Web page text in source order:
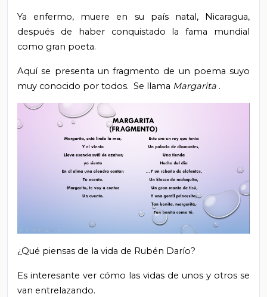
Ya enfermo, muere en su país natal, Nicaragua,
después de haber conquistado la fama mundial
como gran poeta.
Aquí se presenta un fragmento de un poema suyo
muy conocido por todos. Se llama Margarita .
¿Qué piensas de la vida de Rubén Darío?
Es interesante ver cómo las vidas de unos y otros se
van entrelazando.